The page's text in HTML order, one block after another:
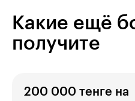
Какие ещё
получите
200 000 тенге на